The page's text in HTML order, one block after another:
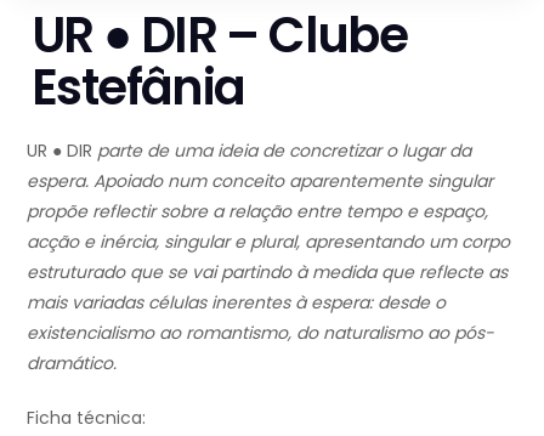
UR ● DIR – Clube
Estefânia
UR ● DIR parte de uma ideia de concretizar o lugar da
espera. Apoiado num conceito aparentemente singular
propõe reflectir sobre a relação entre tempo e espaço,
acção e inércia, singular e plural, apresentando um corpo
estruturado que se vai partindo à medida que reflecte as
mais variadas células inerentes à espera: desde o
existencialismo ao romantismo, do naturalismo ao pós-
dramático.
Ficha técnica: